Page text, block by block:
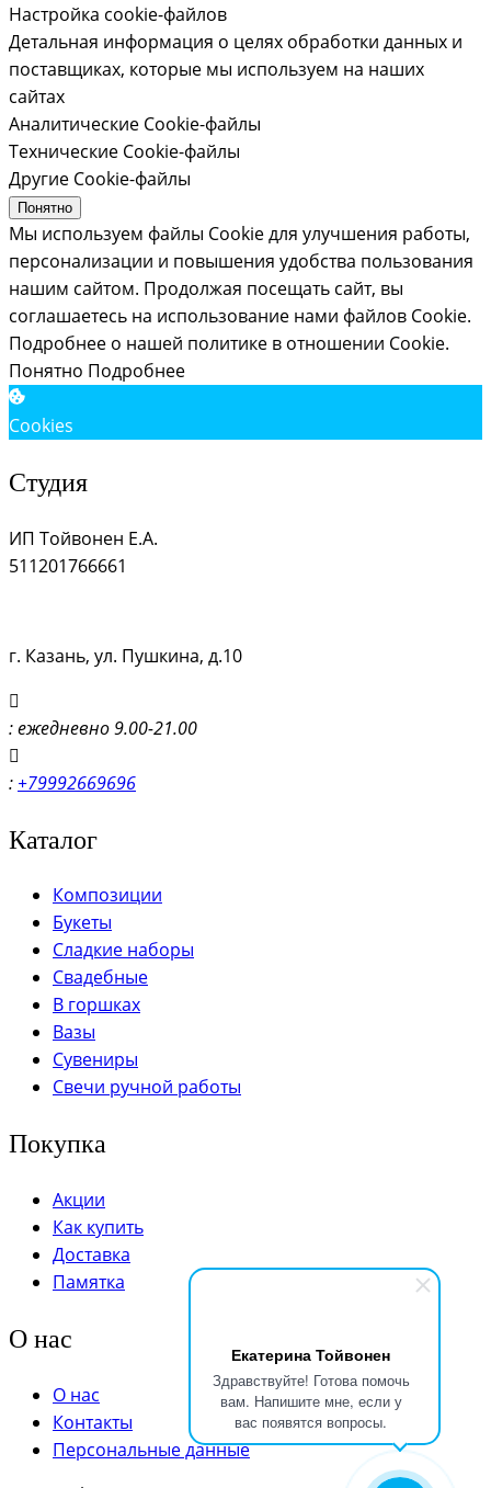
Екатерина Тойвонен
Здравствуйте! Готова помочь
вам. Напишите мне, если у
вас появятся вопросы.
Настройка cookie-файлов
Детальная информация о целях обработки данных и
поставщиках, которые мы используем на наших
сайтах
Аналитические Cookie-файлы
Технические Cookie-файлы
Другие Cookie-файлы
Понятно
Мы используем файлы Cookie для улучшения работы,
персонализации и повышения удобства пользования
нашим сайтом. Продолжая посещать сайт, вы
соглашаетесь на использование нами файлов Cookie.
Подробнее о нашей политике в отношении Cookie.
Понятно Подробнее
Cookies
Студия
ИП Тойвонен Е.А.
511201766661
г. Казань, ул. Пушкина, д.10
: ежедневно 9.00-21.00
: +79992669696
Каталог
Композиции
Букеты
Сладкие наборы
Свадебные
В горшках
Вазы
Сувениры
Свечи ручной работы
Покупка
Акции
Как купить
Доставка
Памятка
О нас
О нас
Контакты
Персональные данные